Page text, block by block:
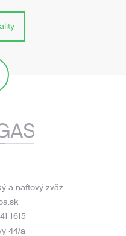
a naftový zväz
1615
44/a